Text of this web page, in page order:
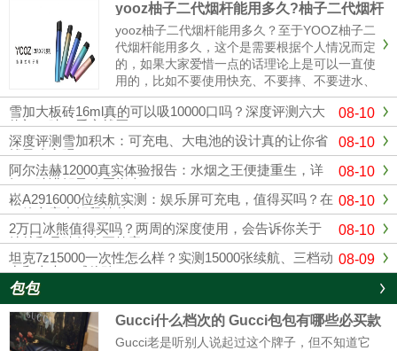
yooz柚子二代烟杆能用多久?柚子二代烟杆
yooz柚子二代烟杆能用多久？至于YOOZ柚子二
代烟杆能用多久，这个是需要根据个人情况而定
的，如果大家爱惜一点的话理论上是可以一直使
用的，比如不要使用快充、不要摔、不要进水、
定期清理冷凝液、这样可以使你的烟杆寿命更
长，使用的时间更久。与其它电子烟产品相比，
柚子电子烟设计灵活，充电方式更简单。只需插
入充电电源，确保电子烟...
08-10
雪加大板砖16ml真的可以吸10000口吗？深度评测六大
热门口味，看完就买了
08-10
深度评测雪加积木：可充电、大电池的设计真的让你省
钱又省心吗？
08-10
阿尔法赫12000真实体验报告：水烟之王便捷重生，详
细口味讲解及购买指南
08-10
崧A2916000位续航实测：娱乐屏可充电，值得买吗？在
一篇文章中解释清楚
08-10
2万口冰熊值得买吗？两周的深度使用，会告诉你关于
续航和品味的真正答案。
08-09
坦克7z15000一次性怎么样？实测15000张续航、三档动
力和十大口感体验
包包
Gucci什么档次的 Gucci包包有哪些必买款
Gucci老是听别人说起过这个牌子，但不知道它